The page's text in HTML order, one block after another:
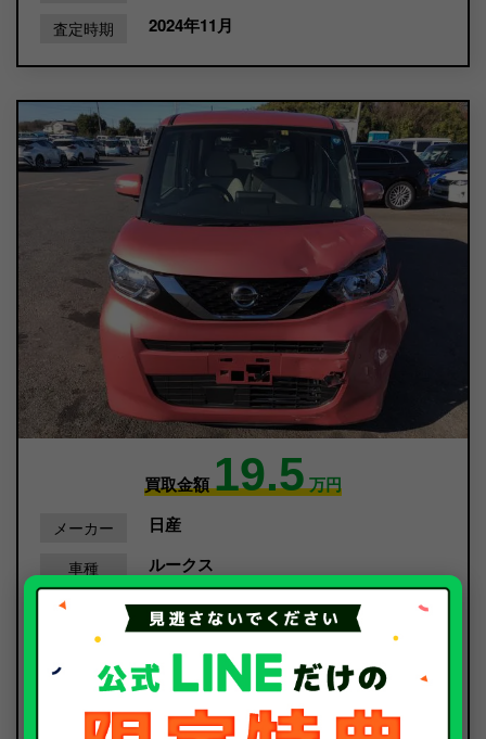
査定時期 2024年11月
買取金額19.5万円
メーカー 日産
車種 ルークス
令和4年/2022年
走行距離
事故車
査定時期 2025年1月